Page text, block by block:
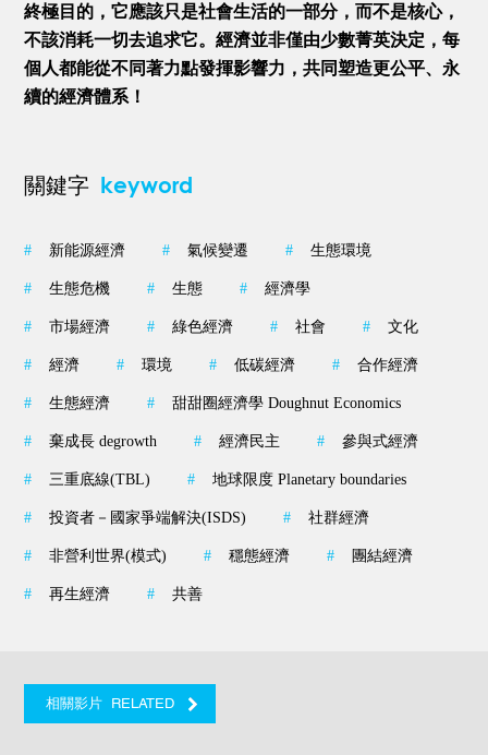
終極目的，它應該只是社會生活的一部分，而不是核心，
不該消耗一切去追求它。經濟並非僅由少數菁英決定，每
個人都能從不同著力點發揮影響力，共同塑造更公平、永
續的經濟體系！
關鍵字 keyword
# 新能源經濟 # 氣候變遷 # 生態環境
# 生態危機 # 生態 # 經濟學
# 市場經濟 # 綠色經濟 # 社會 # 文化
# 經濟 # 環境 # 低碳經濟 # 合作經濟
# 生態經濟 # 甜甜圈經濟學 Doughnut Economics
# 棄成長 degrowth # 經濟民主 # 參與式經濟
# 三重底線(TBL) # 地球限度 Planetary boundaries
# 投資者－國家爭端解決(ISDS) # 社群經濟
# 非營利世界(模式) # 穩態經濟 # 團結經濟
# 再生經濟 # 共善
相關影片 RELATED